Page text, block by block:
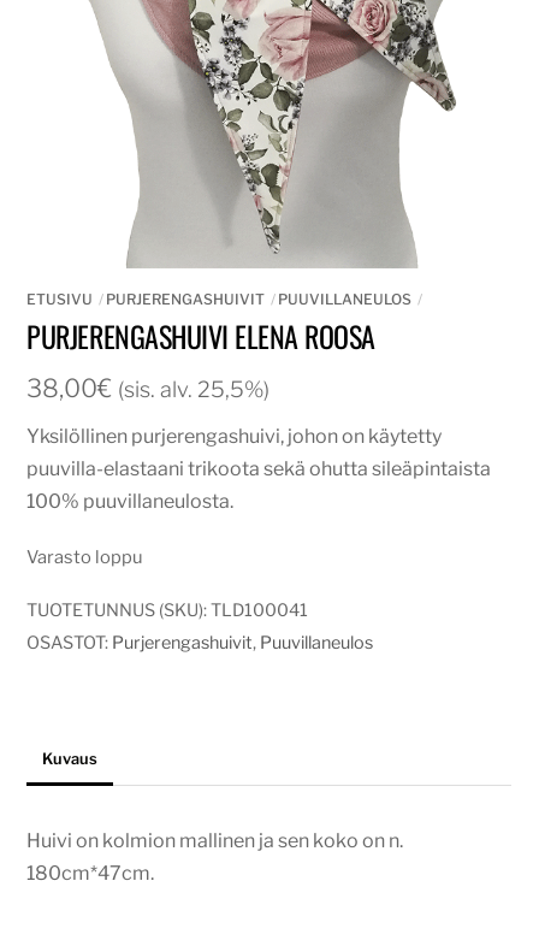
ETUSIVU PURJERENGASHUIVIT PUUVILLANEULOS
PURJERENGASHUIVI ELENA ROOSA
38,00€ (sis. alv. 25,5%)
Yksilöllinen purjerengashuivi, johon on käytetty
puuvilla-elastaani trikoota sekä ohutta sileäpintaista
100% puuvillaneulosta.
Varasto loppu
TUOTETUNNUS (SKU):TLD100041
OSASTOT: Purjerengashuivit, Puuvillaneulos
Kuvaus
Huivi on kolmion mallinen ja sen koko on n.
180cm*47cm.